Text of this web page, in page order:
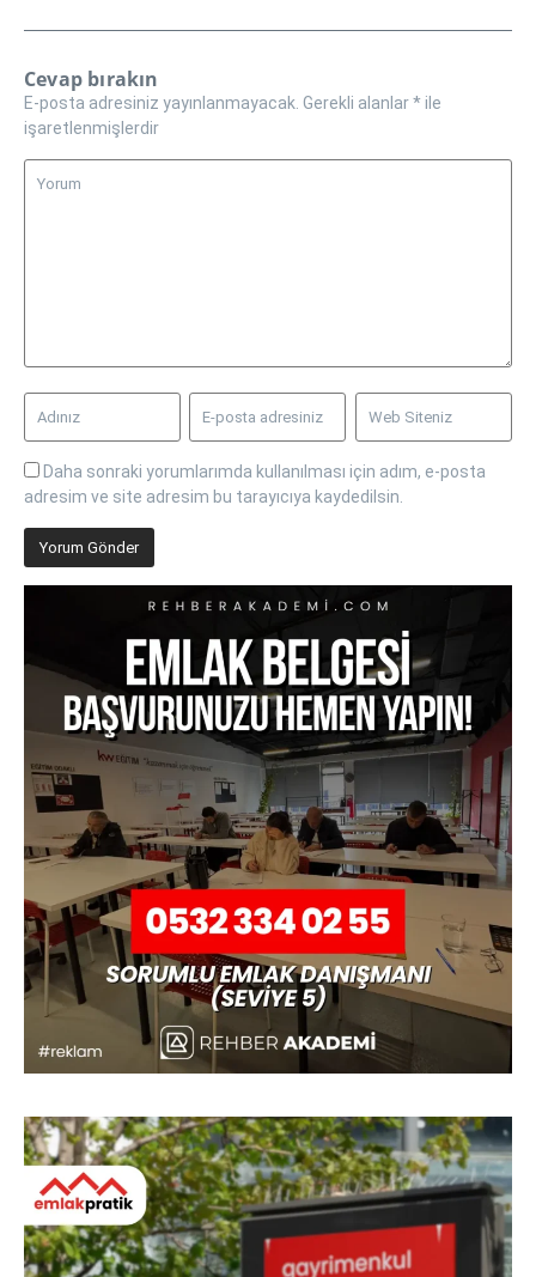
Cevap bırakın
E-posta adresiniz yayınlanmayacak. Gerekli alanlar*ile
işaretlenmişlerdir
Daha sonraki yorumlarımda kullanılması için adım, e-posta
adresim ve site adresim bu tarayıcıya kaydedilsin.